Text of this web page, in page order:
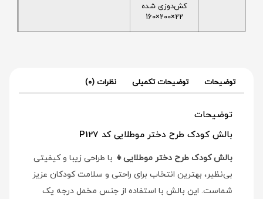
کش‌دوزی شده
22×200×160
توضیحات توضیحات تکمیلی نظرات (0)
توضیحات
بالش کودک طرح دختر موطلایی کد P127
بالش کودک طرح دختر موطلایی👧 با طراحی زیبا و کیفیتی
بی‌نظیر، بهترین انتخاب برای راحتی و سلامت کودکان عزیز
شماست. این بالش با استفاده از جنس مخمل درجه یک